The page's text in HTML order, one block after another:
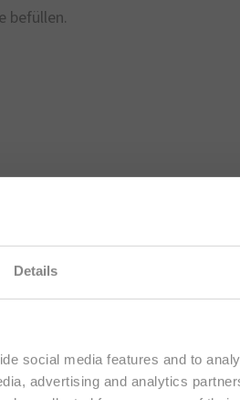
Details
social media features and to
advertising and analytics
befüllen.
Website
. Alle
Kunden ausÖsterreich.
Fortfahren